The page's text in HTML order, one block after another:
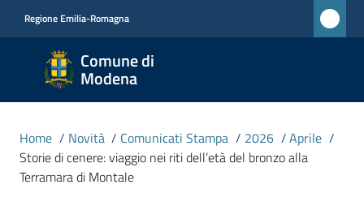
Regione Emilia-Romagna
Comune di
Modena
Comune
di
Modena
CIVICA
MONET
Home / Novità / Comunicati Stampa / 2026 /Aprile /
Storie di cenere: viaggio nei riti dell’età del bronzo alla
Terramara di Montale